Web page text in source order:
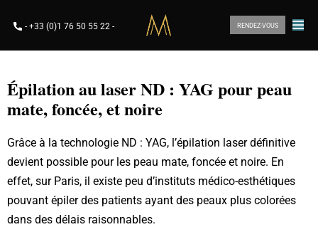
- +33 (0)1 76 50 55 22 - RENDEZ-VOUS
Épilation au laser ND : YAG pour peau
mate, foncée, et noire
Grâce à la technologie ND : YAG, l’épilation laser définitive
devient possible pour les peau mate, foncée et noire. En
effet, sur Paris, il existe peu d’instituts médico-esthétiques
pouvant épiler des patients ayant des peaux plus colorées
dans des délais raisonnables.